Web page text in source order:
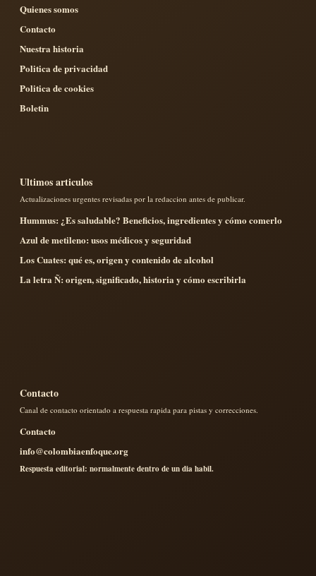
Quienes somos
Contacto
Nuestra historia
Politica de privacidad
Politica de cookies
Boletin
Ultimos articulos
Actualizaciones urgentes revisadas por la redaccion antes de publicar.
Hummus: ¿Es saludable? Beneficios, ingredientes y cómo comerlo
Azul de metileno: usos médicos y seguridad
Los Cuates: qué es, origen y contenido de alcohol
La letra Ñ: origen, significado, historia y cómo escribirla
Contacto
Canal de contacto orientado a respuesta rapida para pistas y correcciones.
Contacto
info@colombiaenfoque.org
Respuesta editorial: normalmente dentro de un dia habil.